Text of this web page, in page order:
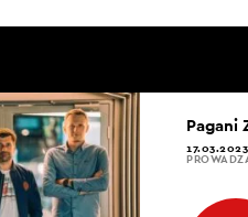
Pagani
17.03.2023